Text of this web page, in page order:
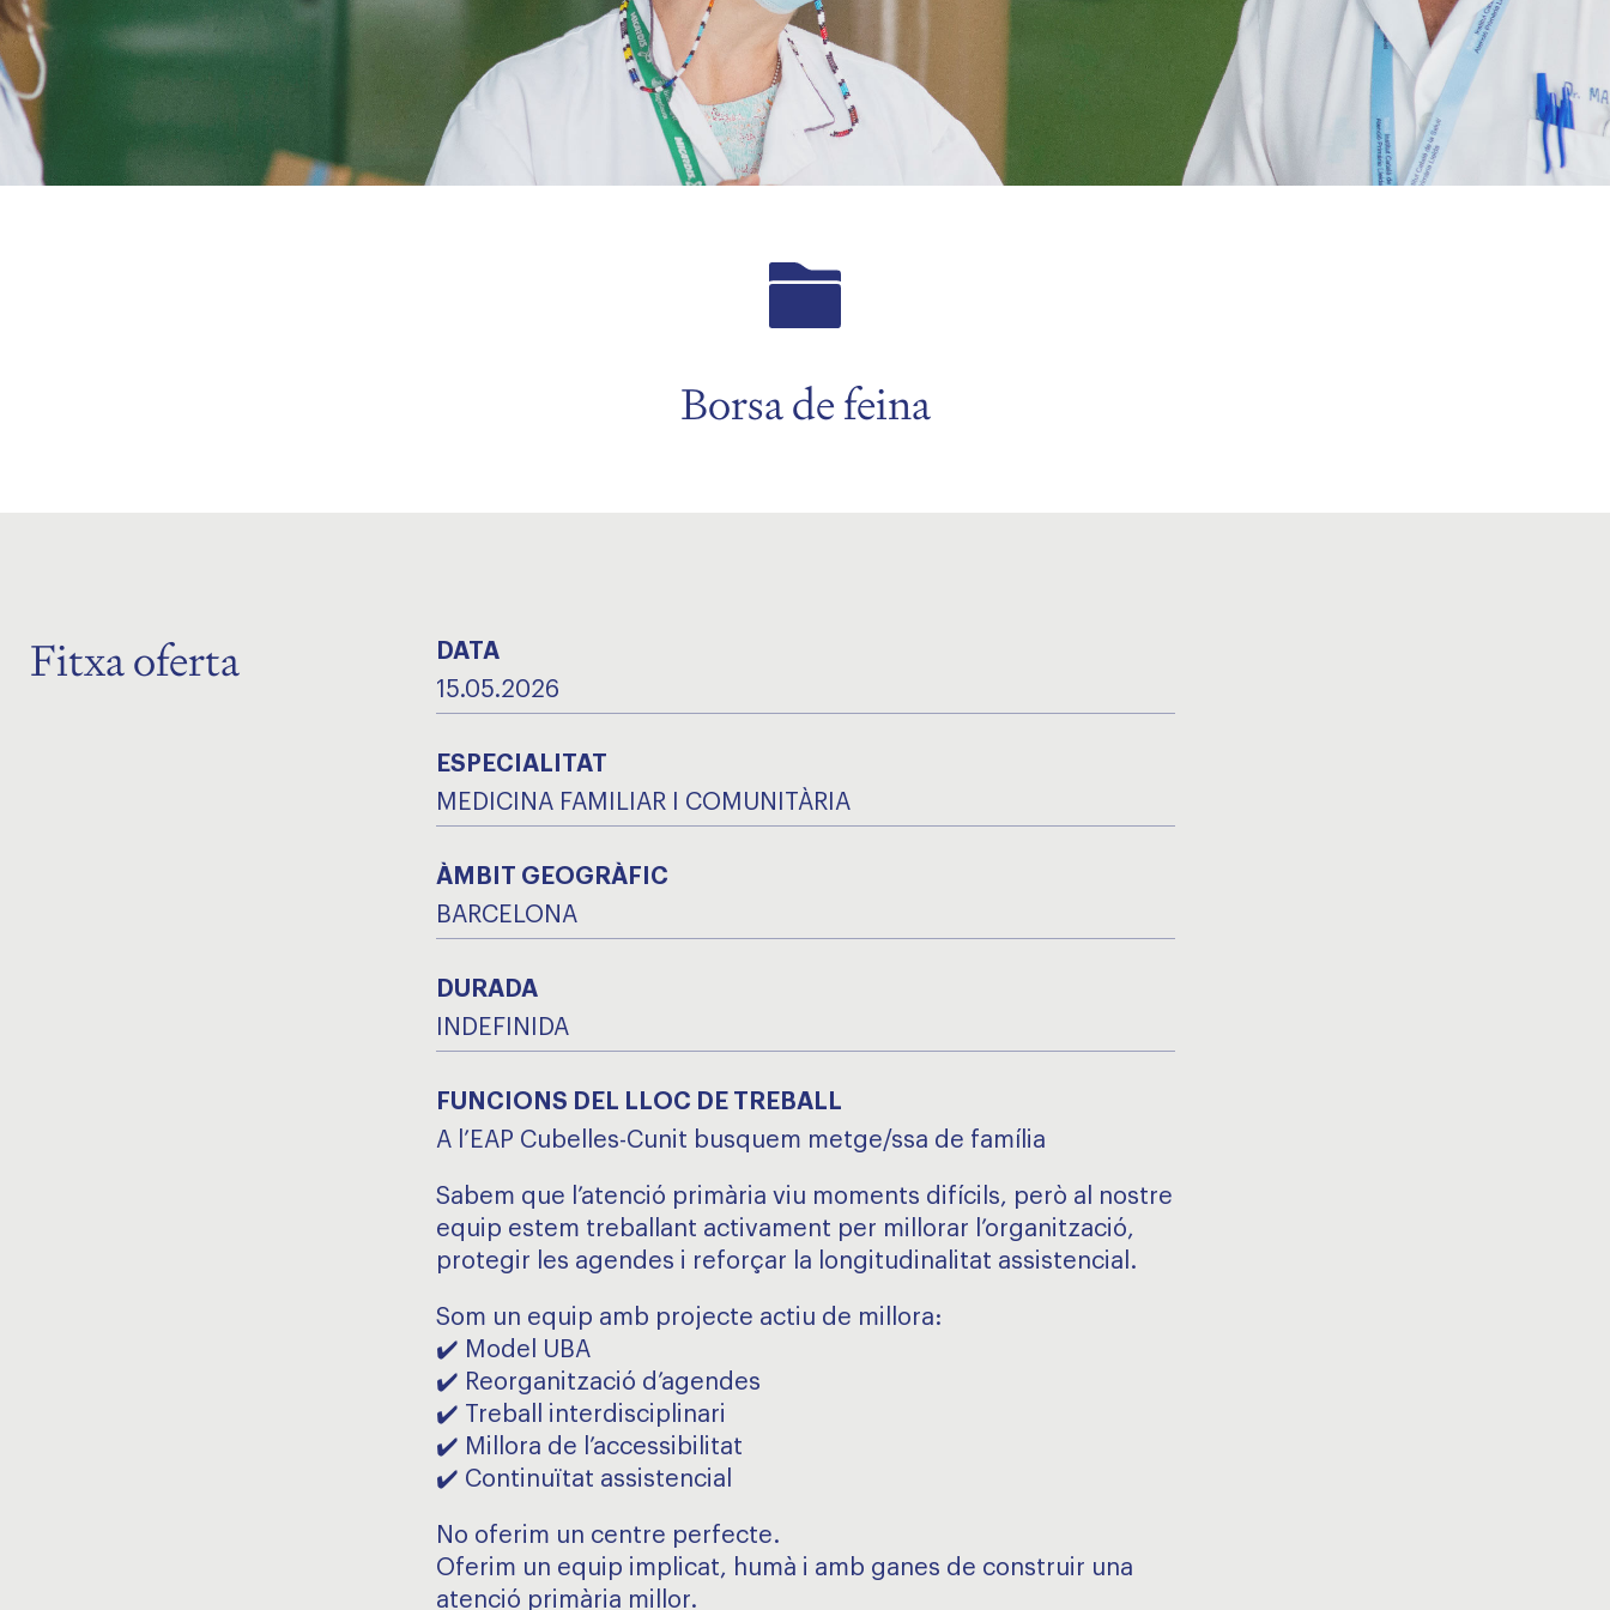
Borsa de feina
Fitxa oferta
DATA
15.05.2026
ESPECIALITAT
MEDICINA FAMILIAR I COMUNITÀRIA
ÀMBIT GEOGRÀFIC
BARCELONA
DURADA
INDEFINIDA
FUNCIONS DEL LLOC DE TREBALL
A l’EAP Cubelles-Cunit busquem metge/ssa de família
Sabem que l’atenció primària viu moments difícils, però al nostre
equip estem treballant activament per millorar l’organització,
protegir les agendes i reforçar la longitudinalitat assistencial.
Som un equip amb projecte actiu de millora:
✔️ Model UBA
✔️ Reorganització d’agendes
✔️ Treball interdisciplinari
✔️ Millora de l’accessibilitat
✔️ Continuïtat assistencial
No oferim un centre perfecte.
Oferim un equip implicat, humà i amb ganes de construir una
atenció primària millor.